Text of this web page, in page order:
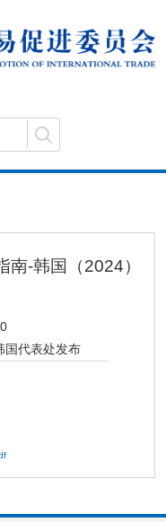
-韩国（2024）
国代表处发布